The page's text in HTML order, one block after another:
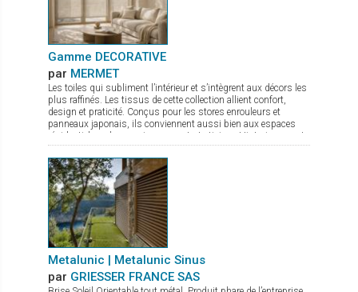
Gamme DECORATIVE
par MERMET
Les toiles qui subliment l’intérieur et s’intègrent aux décors les
plus raffinés. Les tissus de cette collection allient confort,
design et praticité. Conçus pour les stores enrouleurs et
panneaux japonais, ils conviennent aussi bien aux espaces
résidentiels qu’aux environnements tertiaires. Historiquement
reconnue pour ses textiles techniques offrant contrôle
thermique, gestion de la lumière et intimité, Mermet enrichit
son offre avec la gamme Decorative, qui associe esthétique
soignée et performance. Panama Deco, Impressions, Abu
Dhabi, Oslo, Pentagrama et Riyadh offrent chacun un style
distinct, du naturel apaisant au jacquard affirmé. Cette gamme
propose ainsi bien plus que des solutions fonctionnelles : de
véritables inspirations pour sublimer les intérieurs.
Metalunic | Metalunic Sinus
par GRIESSER FRANCE SAS